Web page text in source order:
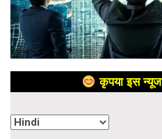
कृपया इस